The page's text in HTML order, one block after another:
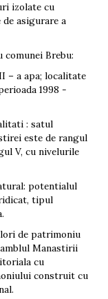
izolate cu
asigurare a
Brebu:
– a apa; localitate
1998 -
: satul
este de rangul
V, cu nivelurile
potentialul
tipul
de patrimoniu
Manastirii
cu
construit cu